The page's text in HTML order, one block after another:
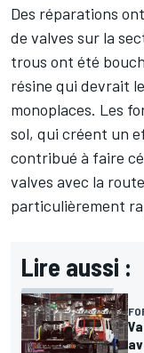
Des réparations
de valves sur la
trous ont été
résine qui devrait
monoplaces. Les
sol, qui créent un
contribué à faire
valves avec la
particulièrement
Lire aussi :